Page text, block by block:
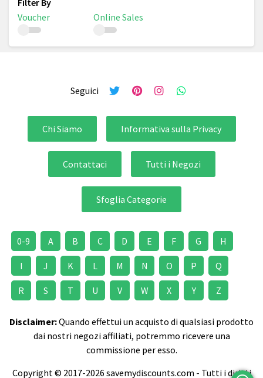
Voucher Online Sales
Seguici
Chi Siamo Informativa sulla Privacy
Contattaci Tutti i Negozi
Sfoglia Categorie
0-9 A B C D E F G H
I J K L M N O P Q
R S T U V W X Y Z
Disclaimer:Quando effettui un acquisto di qualsiasi prodotto
dai nostri negozi affiliati, potremmo ricevere una
commissione per esso.
Copyright © 2017-2026 savemydiscounts.com - Tutti i diritti